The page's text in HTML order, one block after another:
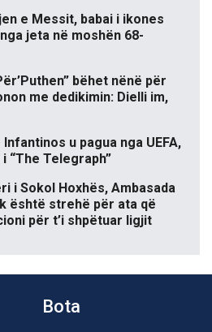
e Messit, babai i ikones
jeta në moshën 68-
bëhet nënë për
me dedikimin: Dielli im,
u pagua nga UEFA,
“The Telegraph”
i Sokol Hoxhës, Ambasada
është strehë për ata që
për t’i shpëtuar ligjit
Bota